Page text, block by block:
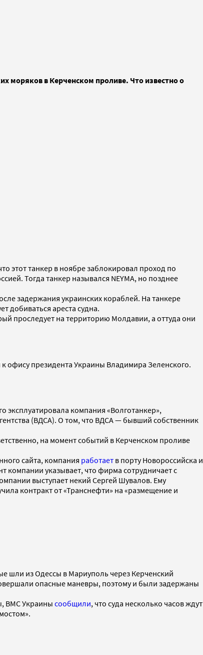
моряков в Керченском проливе. Что известно о
этот танкер в ноябре заблокировал проход по
Тогда танкер назывался NEYMA, но позднее
задержания украинских кораблей. На танкере
ареста судна.
проследует на территорию Молдавии, а оттуда они
офису президента Украины Владимира Зеленского.
компания «Волготанкер»,
(ВДСА). О том, что ВДСА — бывший собственник
на момент событий в Керченском проливе
сайта, компания работает в порту Новороссийска и
компании указывает, что фирма сотрудничает с
выступает некий Сергей Шувалов. Ему
контракт от «Транснефти» на «размещение и
шли из Одессы в Мариуполь через Керченский
опасные маневры, поэтому и были задержаны
ВМС Украины сообщили, что суда несколько часов ждут